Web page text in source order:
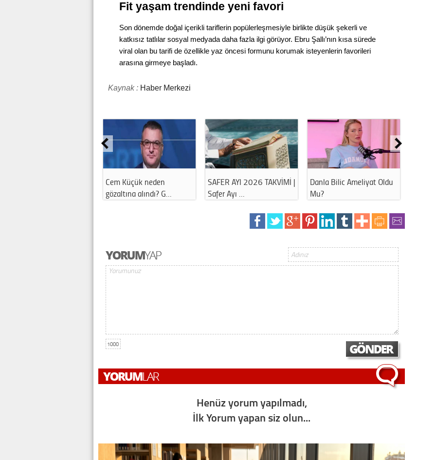
Fit yaşam trendinde yeni favori
Son dönemde doğal içerikli tariflerin popülerleşmesiyle birlikte düşük şekerli ve
katkısız tatlılar sosyal medyada daha fazla ilgi görüyor. Ebru Şallı’nın kısa sürede
viral olan bu tarifi de özellikle yaz öncesi formunu korumak isteyenlerin favorileri
arasına girmeye başladı.
Kaynak : Haber Merkezi
Cem Küçük neden
gözaltına alındı? G…
SAFER AYI 2026 TAKVİMİ |
Safer Ayı …
Danla Bilic Ameliyat Oldu
Mu?
1000
Henüz yorum yapılmadı,
İlk Yorum yapan siz olun...